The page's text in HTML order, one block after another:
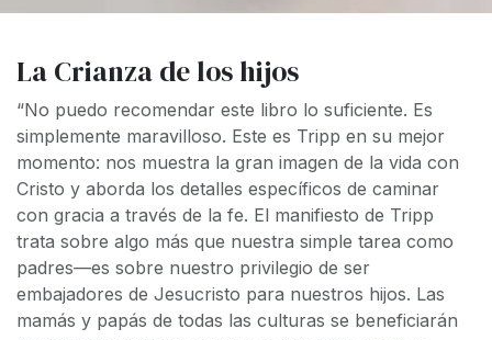
La Crianza de los hijos
“No puedo recomendar este libro lo suficiente. Es
simplemente maravilloso. Este es Tripp en su mejor
momento: nos muestra la gran imagen de la vida con
Cristo y aborda los detalles específicos de caminar
con gracia a través de la fe. El manifiesto de Tripp
trata sobre algo más que nuestra simple tarea como
padres—es sobre nuestro privilegio de ser
embajadores de Jesucristo para nuestros hijos. Las
mamás y papás de todas las culturas se beneficiarán